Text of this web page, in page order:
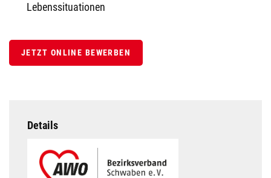
Details
Lebenssituationen
JETZT ONLINE BEWERBEN